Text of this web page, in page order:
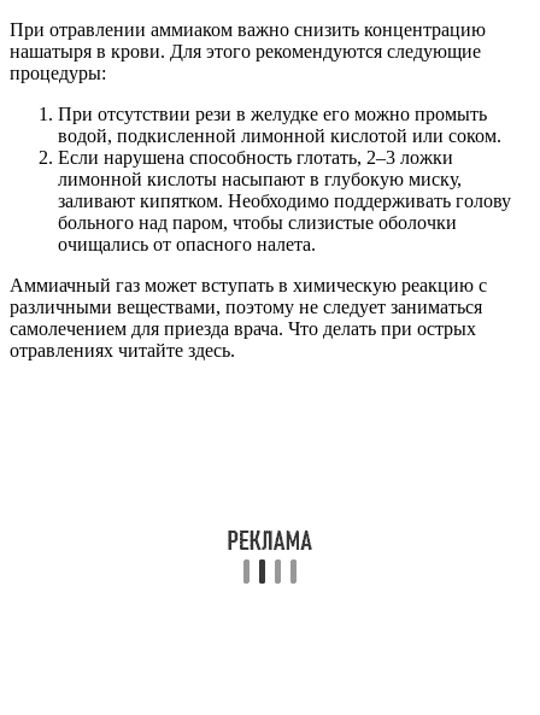
При отравлении аммиаком важно снизить концентрацию
нашатыря в крови. Для этого рекомендуются следующие
процедуры:
При отсутствии рези в желудке его можно промыть
водой, подкисленной лимонной кислотой или соком.
Если нарушена способность глотать, 2–3 ложки
лимонной кислоты насыпают в глубокую миску,
заливают кипятком. Необходимо поддерживать голову
больного над паром, чтобы слизистые оболочки
очищались от опасного налета.
Аммиачный газ может вступать в химическую реакцию с
различными веществами, поэтому не следует заниматься
самолечением для приезда врача. Что делать при острых
отравлениях читайте здесь.